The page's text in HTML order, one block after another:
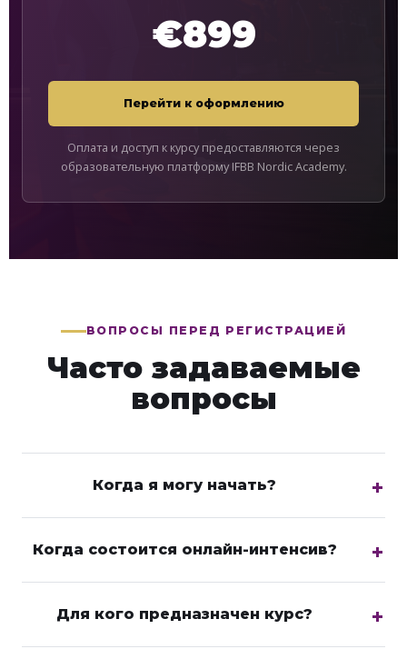
€899
Перейти к оформлению
Оплата и доступ к курсу предоставляются через
образовательную платформу IFBB Nordic Academy.
ВОПРОСЫ ПЕРЕД РЕГИСТРАЦИЕЙ
Часто задаваемые
вопросы
Когда я могу начать?
Когда состоится онлайн-интенсив?
Для кого предназначен курс?